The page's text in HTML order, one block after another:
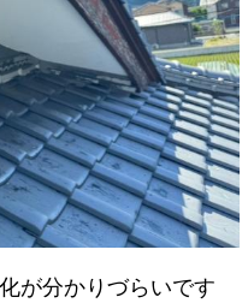
が分かりづらいです